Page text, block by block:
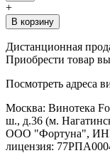
+
В корзину
Дистанционная
Приобрести товар
Посмотреть адреса
Москва: Винотека
ш., д.36 (м.
ООО "Фортуна", ИНН
лицензия: